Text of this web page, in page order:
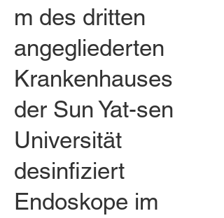
m des dritten
angegliederten
Krankenhauses
der Sun Yat-sen
Universität
desinfiziert
Endoskope im